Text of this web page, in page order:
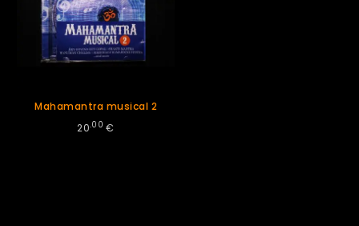
Mahamantra musical 2
20.00 €